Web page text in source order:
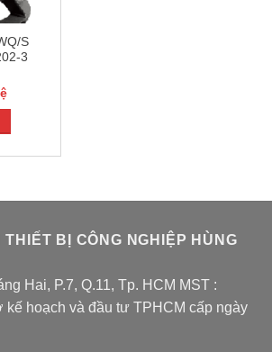
S
3
THIẾT BỊ CÔNG NGHIỆP HÙNG
Hai, P.7, Q.11, Tp. HCM MST :
kế hoạch và đầu tư TPHCM cấp ngày